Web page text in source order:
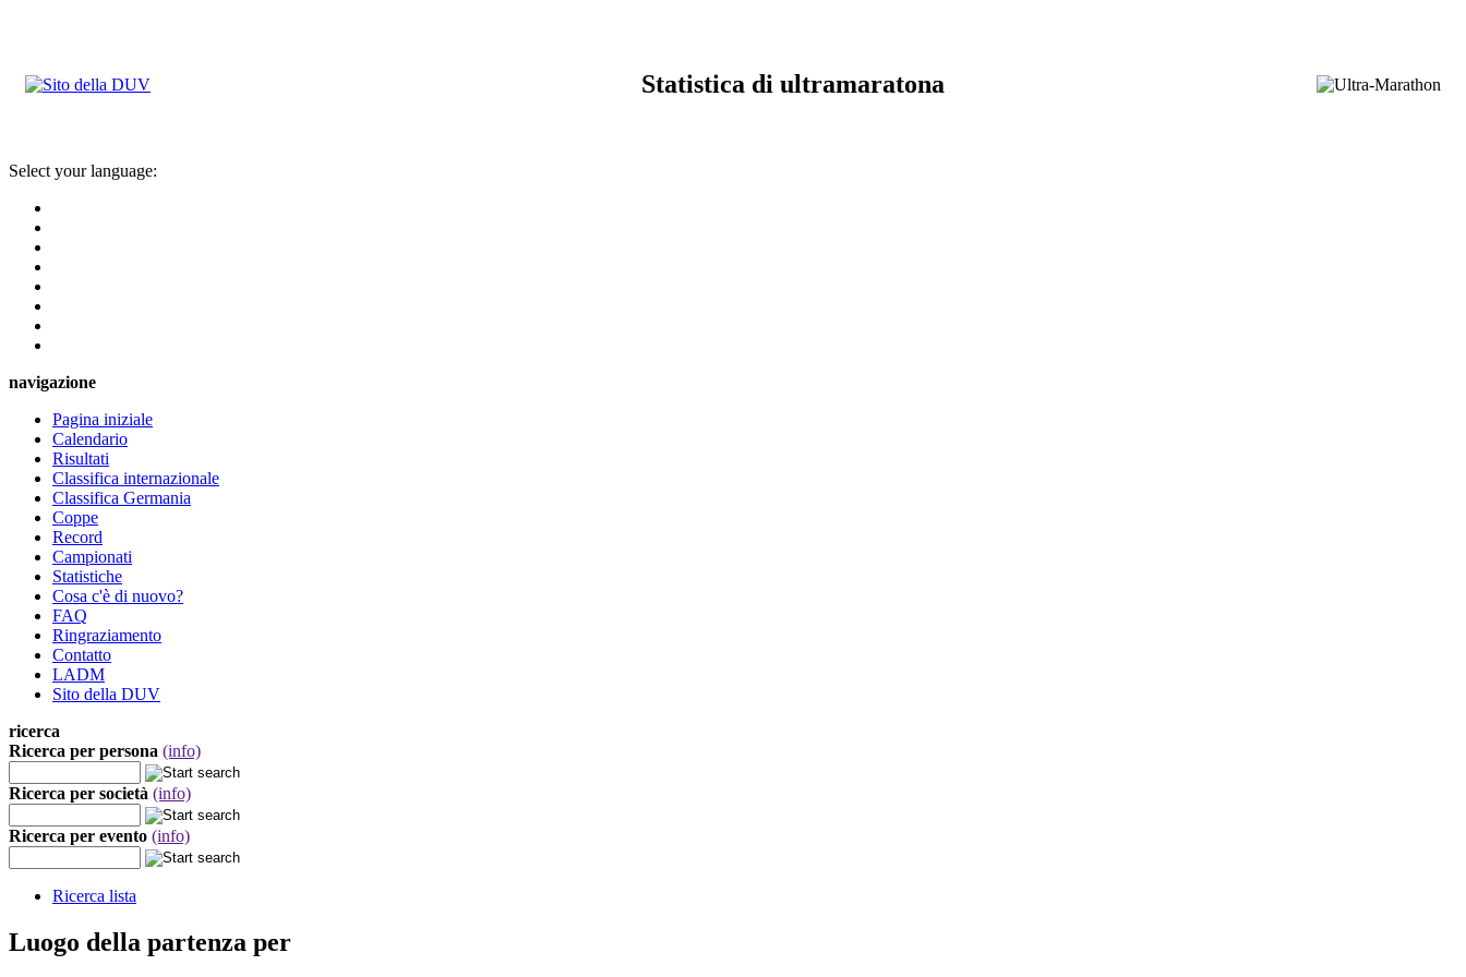
Statistica di ultramaratona
Select your language:
navigazione
Pagina iniziale
Calendario
Risultati
Classifica internazionale
Classifica Germania
Coppe
Record
Campionati
Statistiche
Cosa c'è di nuovo?
FAQ
Ringraziamento
Contatto
LADM
Sito della DUV
ricerca
Ricerca per persona (info)
Ricerca per società (info)
Ricerca per evento (info)
Ricerca lista
Luogo della partenza per